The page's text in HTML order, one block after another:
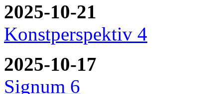
2025-10-21
Konstperspektiv 4
2025-10-17
Signum 6